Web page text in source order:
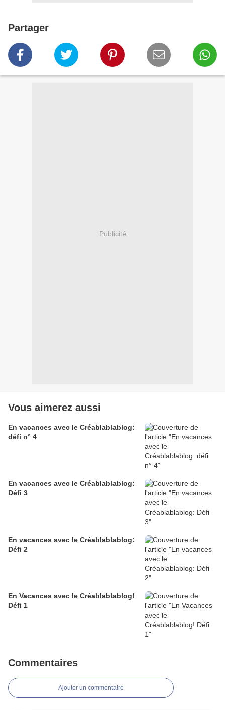
Partager
Publicité
Vous aimerez aussi
En vacances avec le Créablablablog:
défi n° 4
En vacances avec le Créablablablog:
Défi 3
En vacances avec le Créablablablog:
Défi 2
En Vacances avec le Créablablablog!
Défi 1
Commentaires
Ajouter un commentaire